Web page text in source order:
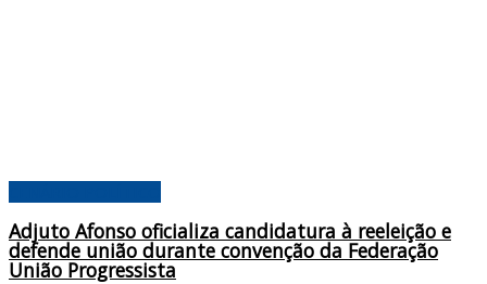
Adjuto Afonso oficializa candidatura à reeleição e
defende união durante convenção da Federação
União Progressista